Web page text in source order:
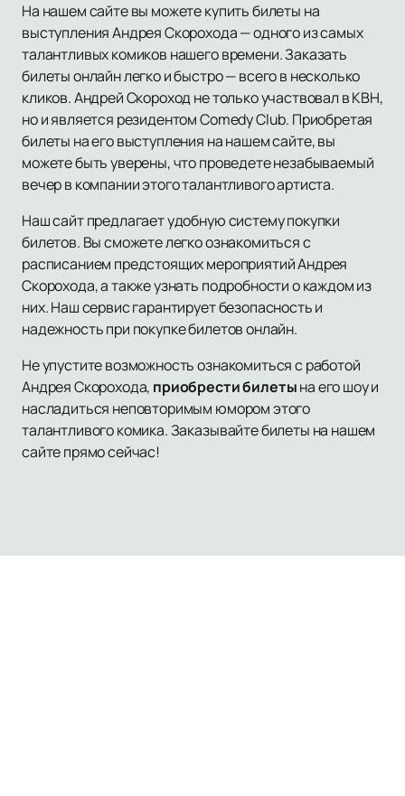
На нашем сайте вы можете купить билеты на
выступления Андрея Скорохода — одного из самых
талантливых комиков нашего времени. Заказать
билеты онлайн легко и быстро — всего в несколько
кликов. Андрей Скороход не только участвовал в КВН,
но и является резидентом Comedy Club. Приобретая
билеты на его выступления на нашем сайте, вы
можете быть уверены, что проведете незабываемый
вечер в компании этого талантливого артиста.
Наш сайт предлагает удобную систему покупки
билетов. Вы сможете легко ознакомиться с
расписанием предстоящих мероприятий Андрея
Скорохода, а также узнать подробности о каждом из
них. Наш сервис гарантирует безопасность и
надежность при покупке билетов онлайн.
Не упустите возможность ознакомиться с работой
Андрея Скорохода, приобрести билетына его шоу и
насладиться неповторимым юмором этого
талантливого комика. Заказывайте билеты на нашем
сайте прямо сейчас!